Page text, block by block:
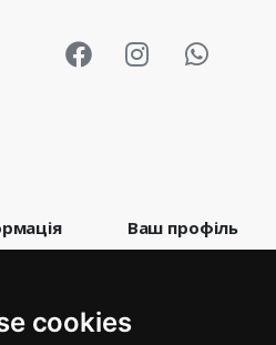
cookies
Ваш профіль
Кредитні